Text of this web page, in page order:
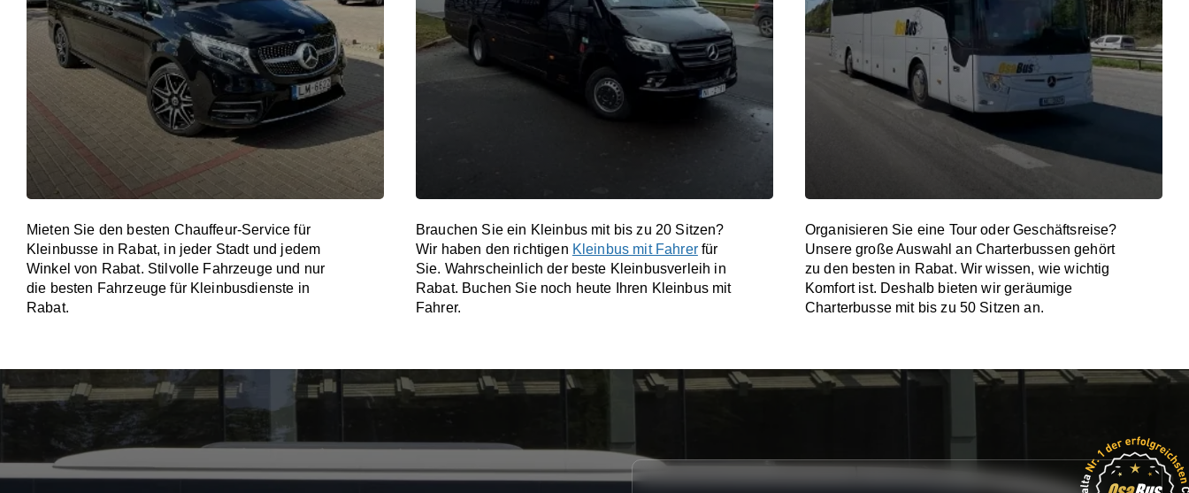
Mieten Sie den besten Chauffeur-Service für
Kleinbusse in Rabat, in jeder Stadt und jedem
Winkel von Rabat. Stilvolle Fahrzeuge und nur
die besten Fahrzeuge für Kleinbusdienste in
Rabat.
Brauchen Sie ein Kleinbus mit bis zu 20 Sitzen?
Wir haben den richtigen Kleinbus mit Fahrerfür
Sie. Wahrscheinlich der beste Kleinbusverleih in
Rabat. Buchen Sie noch heute Ihren Kleinbus mit
Fahrer.
Organisieren Sie eine Tour oder Geschäftsreise?
Unsere große Auswahl an Charterbussen gehört
zu den besten in Rabat. Wir wissen, wie wichtig
Komfort ist. Deshalb bieten wir geräumige
Charterbusse mit bis zu 50 Sitzen an.